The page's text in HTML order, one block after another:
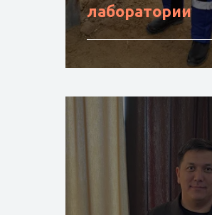
лаборатории